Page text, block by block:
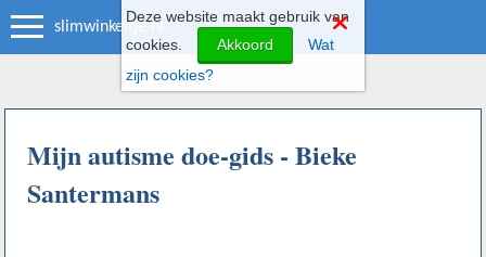
slimwinkeltje.nl
Mijn autisme doe-gids - Bieke
Santermans
Deze website maakt gebruik van
cookies.
Akkoord
Wat
zijn cookies?